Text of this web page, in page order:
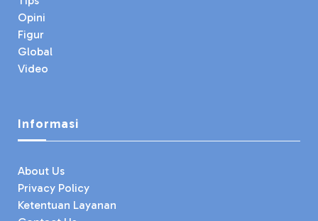
Opini
Figur
Global
Video
Informasi
About Us
Privacy Policy
Ketentuan Layanan